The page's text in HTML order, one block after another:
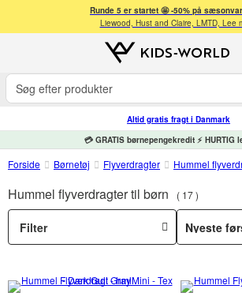
Runde 5 er startet 🤩 -50% på
Liewood, Hust and Claire, LMTD, Lee
Altid gratis fragt i Danmark
💳 GRATIS børnepengekredit ⚡ HURTIG
Forside Børnetøj Flyverdragter Hummel
Hummel flyverdragter til børn 17
Filter